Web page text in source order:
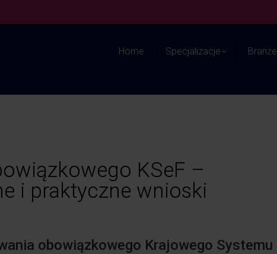
Home Specjalizacje Branże
KSeF –
i praktyczne wnioski
obowiązkowego Krajowego Systemu